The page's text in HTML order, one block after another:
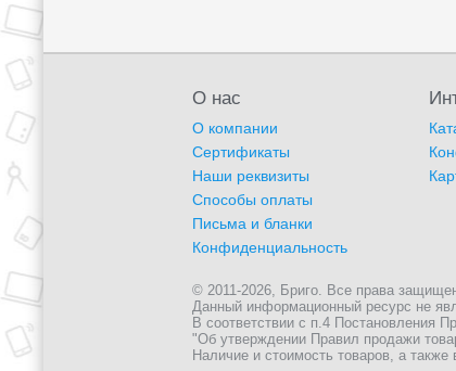
О нас
О компании
Сертификаты
Наши реквизиты
Способы оплаты
Письма и бланки
Конфиденциальность
© 2011-2026, Бриго. Все права
Данный информационный ресурс не
В соответствии с п.4 Постановления
"Об утверждении Правил продажи
Наличие и стоимость товаров, а